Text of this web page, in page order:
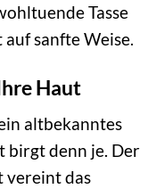
Tasse
sanfte Weise.
Haut
altbekanntes
birgt denn je. Der
vereint das